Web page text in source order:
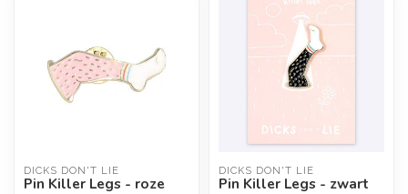
DICKS DON'T LIE
Pin Killer Legs - roze
DICKS DON'T LIE
Pin Killer Legs - zwart